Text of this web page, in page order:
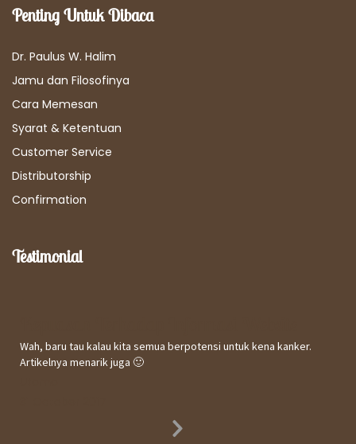
Penting Untuk Dibaca
Dr. Paulus W. Halim
Jamu dan Filosofinya
Cara Memesan
Syarat & Ketentuan
Customer Service
Distributorship
Confirmation
Testimonial
Wah, baru tau kalau kita semua berpotensi untuk kena kanker.
Artikelnya menarik juga 🙂